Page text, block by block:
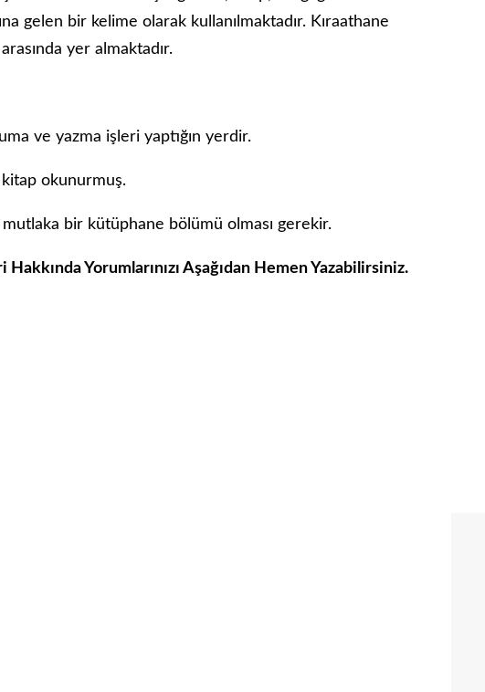
gelen bir kelime olarak kullanılmaktadır. Kıraathane
yer almaktadır.
ve yazma işleri yaptığın yerdir.
okunurmuş.
bir kütüphane bölümü olması gerekir.
Yorumlarınızı Aşağıdan Hemen Yazabilirsiniz.